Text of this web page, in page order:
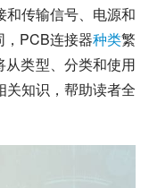
和传输信号、电源和
，PCB连接器种类繁
类型、分类和使用
知识，帮助读者全